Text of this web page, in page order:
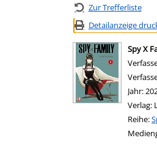
Zur Trefferliste
Detailanzeige
Spy X
Jahr:
Verlag:
Reihe: